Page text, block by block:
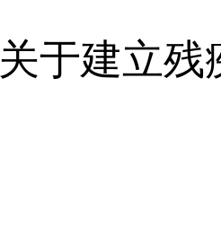
关于建立残